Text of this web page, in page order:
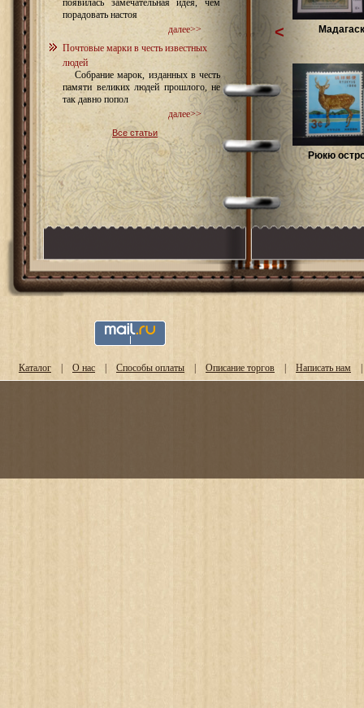
появилась замечательная идея, чем
порадовать настоя
далее>>
Почтовые марки в честь известных
людей
Собрание марок, изданных в честь
памяти великих людей прошлого, не
так давно попол
далее>>
Все статьи
Рюкю
<
Каталог | О нас | Способы оплаты | Описание торгов | Написать нам |